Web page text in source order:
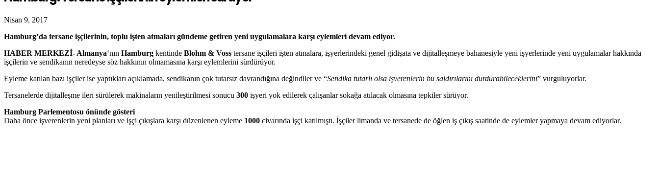
Nisan 9, 2017
Hamburg’da tersane işçilerinin, toplu işten atmaları gündeme getiren yeni uygulamalara karşı eylemleri devam ediyor.
HABER MERKEZİ- Almanya‘nın Hamburg kentinde Blohm & Voss tersane işçileri işten atmalara, işyerlerindeki genel gidişata ve dijitalleşmeye bahanesiyle yeni işyerlerinde yeni uygulamalar hakkında
işçilerin ve sendikanın neredeyse söz hakkının olmamasına karşı eylemlerini sürdürüyor.
Eyleme katılan bazı işçiler ise yaptıkları açıklamada, sendikanın çok tutarsız davrandığına değindiler ve “Sendika tutarlı olsa işverenlerin bu saldırılarını durdurabileceklerini” vurguluyorlar.
Tersanelerde dijitalleşme ileri sürülerek makinaların yenileştirilmesi sonucu 300 işyeri yok edilerek çalışanlar sokağa atılacak olmasına tepkiler sürüyor.
Hamburg Parlementosu önünde gösteri
Daha önce işverenlerin yeni planları ve işçi çıkışlara karşı düzenlenen eyleme 1000 civarında işçi katılmıştı. İşçiler limanda ve tersanede de öğlen iş çıkış saatinde de eylemler yapmaya devam ediyorlar.